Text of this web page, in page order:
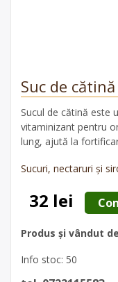
Suc de
Sucul de cătină este
vitaminizant pentru
lung, ajută la
Sucuri, nectaruri și
32 lei
Produs și vândut
Info stoc: 50